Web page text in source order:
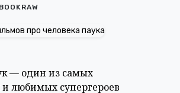
— один из самых
любимых супергероев